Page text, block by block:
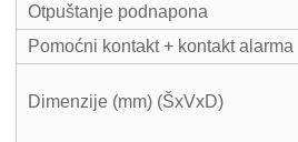
Otpuštanje podnapona
Pomoćni kontakt + kontakt alarma
Dimenzije (mm) (ŠxVxD)